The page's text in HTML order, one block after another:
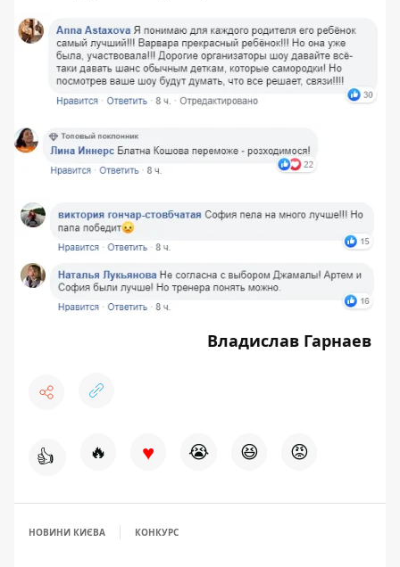
Владислав Гарнаев
👍 🔥 ♥ 😭 😆 😡
НОВИНИ КИЄВА КОНКУРС